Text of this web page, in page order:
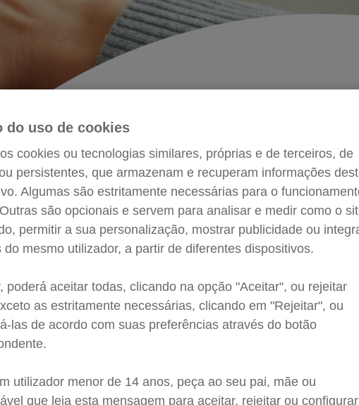
Em todo o
todas
Estamos em todo o país e no
do uso de cookies
cookies ou tecnologias similares, próprias e de terceiros, de
persistentes, que armazenam e recuperam informações
Algumas são estritamente necessárias para o
são opcionais e servem para analisar e medir como o
permitir a sua personalização, mostrar publicidade ou
do mesmo utilizador, a partir de diferentes dispositivos.
poderá aceitar todas, clicando na opção "Aceitar", ou rejeitar
as estritamente necessárias, clicando em "Rejeitar", ou
las de acordo com suas preferências através do botão
utilizador menor de 14 anos, peça ao seu pai, mãe ou
que leia esta mensagem para aceitar, rejeitar ou configurar